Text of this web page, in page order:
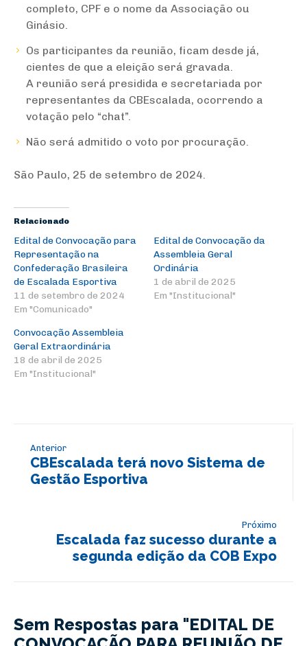
completo, CPF e o nome da Associação ou
Ginásio.
Os participantes da reunião, ficam desde já,
cientes de que a eleição será gravada.
A reunião será presidida e secretariada por
representantes da CBEscalada, ocorrendo a
votação pelo “chat”.
Não será admitido o voto por procuração.
São Paulo, 25 de setembro de 2024.
Relacionado
Edital de Convocação para
Representação na
Confederação Brasileira
de Escalada Esportiva
11 de setembro de 2024
Em "Comunicado"
Edital de Convocação da
Assembleia Geral
Ordinária
1 de abril de 2025
Em "Institucional"
Convocação Assembleia
Geral Extraordinária
18 de abril de 2025
Em "Institucional"
Anterior
CBEscalada terá novo Sistema de
Gestão Esportiva
Próximo
Escalada faz sucesso durante a
segunda edição da COB Expo
Sem Respostas para "EDITAL DE